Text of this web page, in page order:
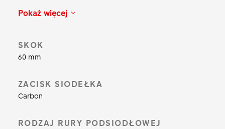
jazdy cross country, sztyca regulowana D 232
w obsłudze dzięki technologii UPSIDEDROP. D
232 ONE da się regulować o 60 mm dzięki
zaledwie 369 g.
Pokaż więcej
SKOK
60 mm
ZACISK SIODEŁKA
Carbon
RODZAJ RURY PODSIODŁOWEJ